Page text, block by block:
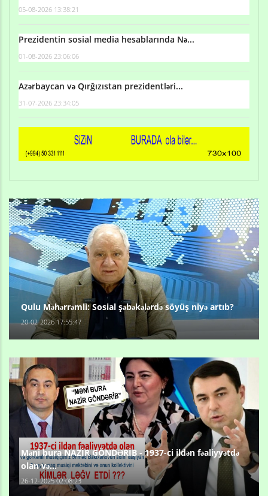
05-08-2026 13:38:21
Prezidentin sosial media hesablarında Nə...
01-08-2026 23:06:06
Azərbaycan və Qırğızıstan prezidentləri...
31-07-2026 23:34:05
Qulu Məhərrəmli: Sosial şəbəkələrdə söyüş niyə artıb?
20-02-2026 17:55:47
Məni bura NAZİR GÖNDƏRİB - 1937-ci ildən fəaliyyətdə
olan və...
26-12-2025 02:08:23